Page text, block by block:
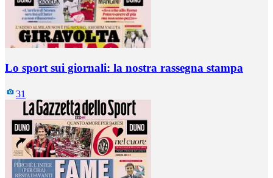
Lo sport sui giornali: la nostra rassegna stampa
31